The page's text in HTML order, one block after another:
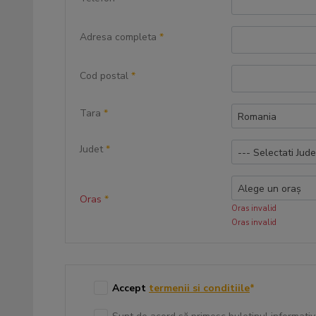
Adresa completa *
Cod postal *
Tara * Romania
Judet * --- Selectati
Oras *
Alege un oraș
Oras invalid
Oras invalid
Accept termenii si conditiile*